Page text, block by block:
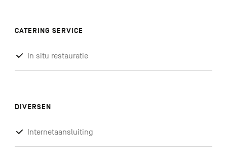
CATERING SERVICE
In situ restauratie
DIVERSEN
Internetaansluiting